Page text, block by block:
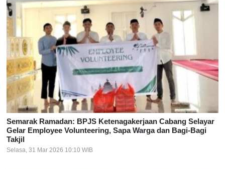
Semarak Ramadan: BPJS Ketenagakerjaan Cabang Selayar
Gelar Employee Volunteering, Sapa Warga dan Bagi-Bagi
Takjil
Selasa, 31 Mar 2026 10:10 WIB